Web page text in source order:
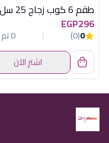
EGP296
0
(0)
0 تم البيع
اشترِ الآن